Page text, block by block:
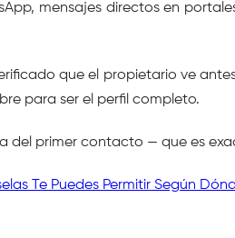
mensajes directos en
que el propietario ve
para ser el perfil completo.
del primer contacto — que es
Te Puedes Permitir Según